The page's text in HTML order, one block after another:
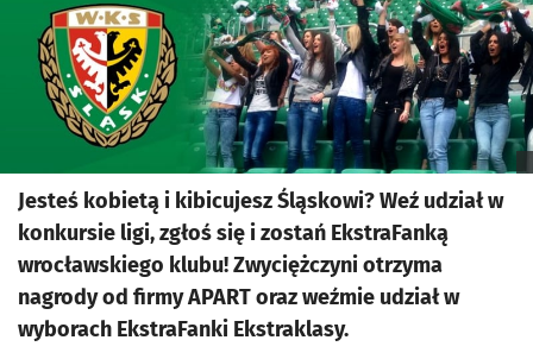
Jesteś kobietą i kibicujesz Śląskowi? Weź udział w
konkursie ligi, zgłoś się i zostań EkstraFanką
wrocławskiego klubu! Zwyciężczyni otrzyma
nagrody od firmy APART oraz weźmie udział w
wyborach EkstraFanki Ekstraklasy.